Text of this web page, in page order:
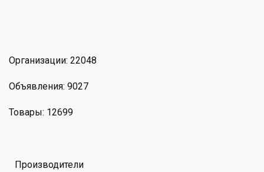
Организации: 22048
Объявления: 9027
Товары: 12699
Производители